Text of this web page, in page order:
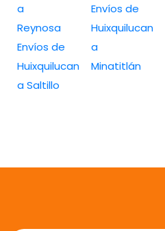
a
Reynosa
Envíos de
Huixquilucan
a Saltillo
Envíos de
Huixquilucan
a
Minatitlán